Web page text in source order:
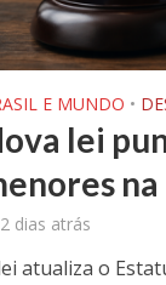
E MUNDO •
lei
2 dias atrás
atualiza o